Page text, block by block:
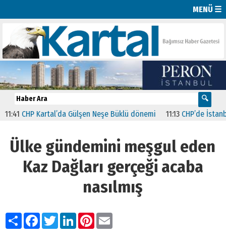
MENÜ ☰
Kartal’da Gülşen Neşe Büklü dönemi 11:13 CHP’de İstanbul’daki
Ülke gündemini meşgul eden
Kaz Dağları gerçeği acaba
nasılmış
PaylaşFacebook
TwitterLinkedIn
Pinterest
Email